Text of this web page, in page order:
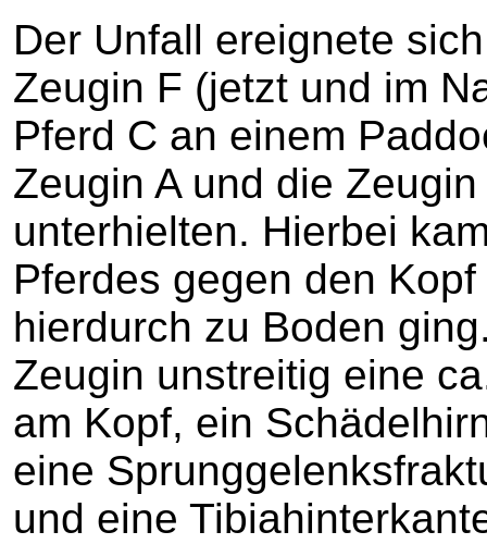
Der Unfall ereignete
Zeugin F (jetzt und im
Pferd C an einem
Zeugin A und die
unterhielten. Hierbei
Pferdes gegen den
hierdurch zu Boden
Zeugin unstreitig eine
am Kopf, ein
eine
und eine